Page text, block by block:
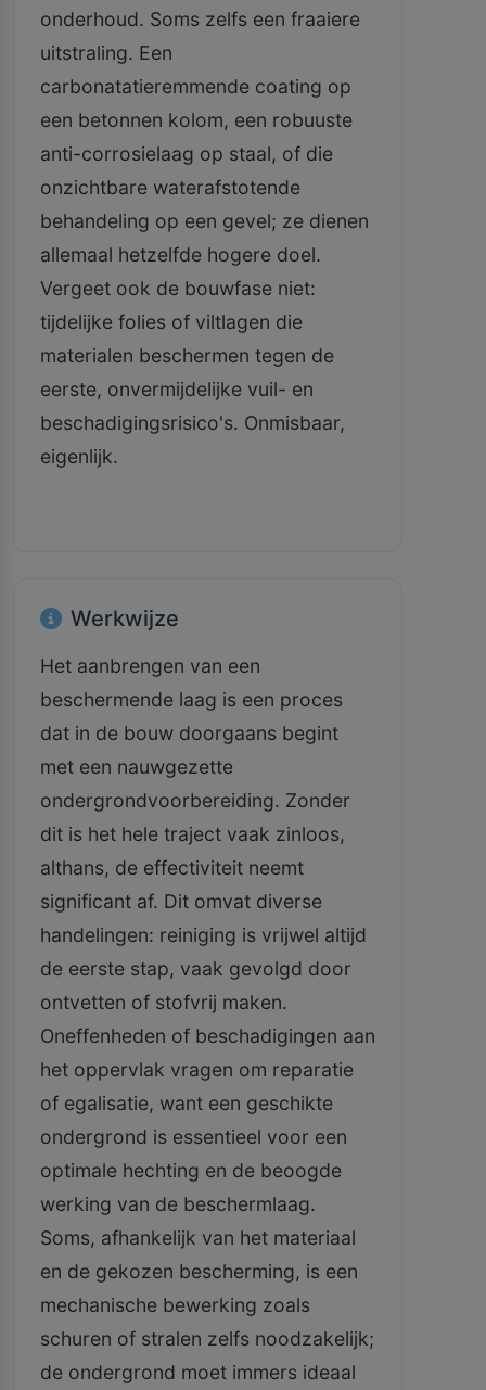
onderhoud. Soms zelfs een fraaiere
uitstraling. Een
carbonatatieremmende coating op
een betonnen kolom, een robuuste
anti-corrosielaag op staal, of die
onzichtbare waterafstotende
behandeling op een gevel; ze dienen
allemaal hetzelfde hogere doel.
Vergeet ook de bouwfase niet:
tijdelijke folies of viltlagen die
materialen beschermen tegen de
eerste, onvermijdelijke vuil- en
beschadigingsrisico's. Onmisbaar,
eigenlijk.
Werkwijze
Het aanbrengen van een
beschermende laag is een proces
dat in de bouw doorgaans begint
met een nauwgezette
ondergrondvoorbereiding. Zonder
dit is het hele traject vaak zinloos,
althans, de effectiviteit neemt
significant af. Dit omvat diverse
handelingen: reiniging is vrijwel altijd
de eerste stap, vaak gevolgd door
ontvetten of stofvrij maken.
Oneffenheden of beschadigingen aan
het oppervlak vragen om reparatie
of egalisatie, want een geschikte
ondergrond is essentieel voor een
optimale hechting en de beoogde
werking van de beschermlaag.
Soms, afhankelijk van het materiaal
en de gekozen bescherming, is een
mechanische bewerking zoals
schuren of stralen zelfs noodzakelijk;
de ondergrond moet immers ideaal